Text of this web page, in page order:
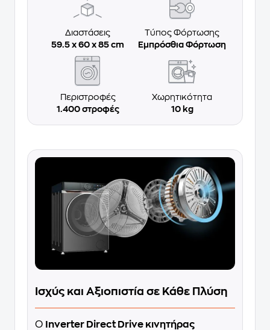
Διαστάσεις
59.5 x 60 x 85 cm
Τύπος Φόρτωσης
Εμπρόσθια Φόρτωση
Περιστροφές
1.400 στροφές
Χωρητικότητα
10 kg
Ισχύς και Αξιοπιστία σε Κάθε Πλύση
Ο Inverter Direct Drive κινητήρας